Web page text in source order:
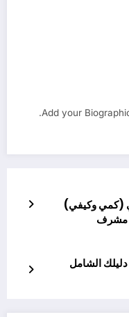
Add your
(كمي وكيفي)
مشرف
دليلك الشامل